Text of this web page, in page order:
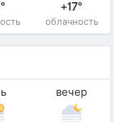
+17°
облачность
вечер